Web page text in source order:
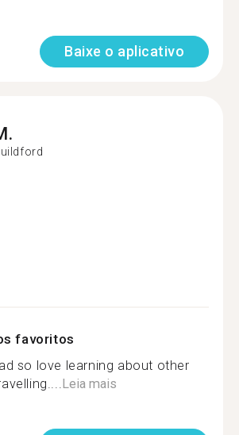
Baixe o aplicativo
favoritos
so love learning about other
Leia mais